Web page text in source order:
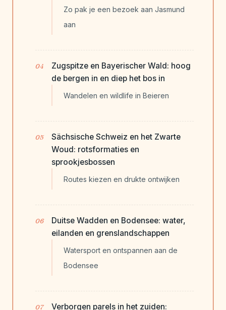
Zo pak je een bezoek aan Jasmund
aan
Zugspitze en Bayerischer Wald: hoog
de bergen in en diep het bos in
Wandelen en wildlife in Beieren
Sächsische Schweiz en het Zwarte
Woud: rotsformaties en
sprookjesbossen
Routes kiezen en drukte ontwijken
Duitse Wadden en Bodensee: water,
eilanden en grenslandschappen
Watersport en ontspannen aan de
Bodensee
Verborgen parels in het zuiden: